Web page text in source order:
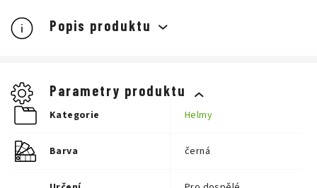
Popis produktu
Parametry produktu
Kategorie Helmy
Barva černá